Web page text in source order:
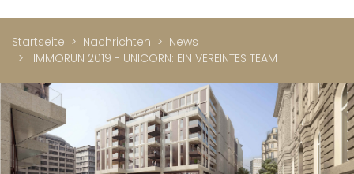
Startseite Nachrichten
News
IMMORUN 2019 - UNICORN: EIN VEREINTES TEAM